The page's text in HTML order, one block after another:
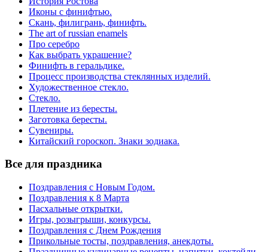
Иконы с финифтью.
Скань, филигрань, финифть.
The art of russian enamels
Про серебро
Как выбрать украшение?
Финифть в геральдике.
Процесс производства стеклянных изделий.
Художественное стекло.
Стекло.
Плетение из бересты.
Заготовка бересты.
Сувениры.
Китайский гороскоп. Знаки зодиака.
Все для праздника
Поздравления с Новым Годом.
Поздравления к 8 Марта
Пасхальные открытки.
Игры, розыгрыши, конкурсы.
Поздравления с Днем Рождения
Прикольные тосты, поздравления, анекдоты.